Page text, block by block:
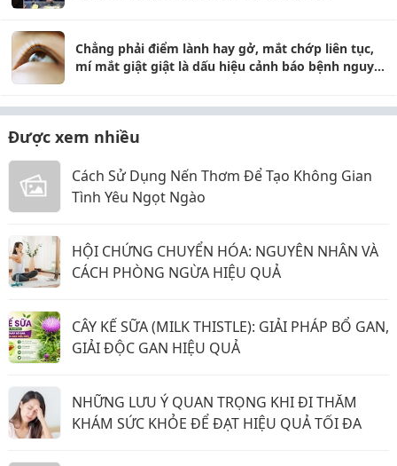
Chẳng phải điểm lành hay gở, mắt chớp liên tục,
mí mắt giật giật là dấu hiệu cảnh báo bệnh nguy
Được xem nhiều
Cách Sử Dụng Nến Thơm Để Tạo Không Gian
Tình Yêu Ngọt Ngào
HỘI CHỨNG CHUYỂN HÓA: NGUYÊN NHÂN VÀ
CÁCH PHÒNG NGỪA HIỆU QUẢ
CÂY KẾ SỮA (MILK THISTLE): GIẢI PHÁP BỔ GAN,
GIẢI ĐỘC GAN HIỆU QUẢ
NHỮNG LƯU Ý QUAN TRỌNG KHI ĐI THĂM
KHÁM SỨC KHỎE ĐỂ ĐẠT HIỆU QUẢ TỐI ĐA